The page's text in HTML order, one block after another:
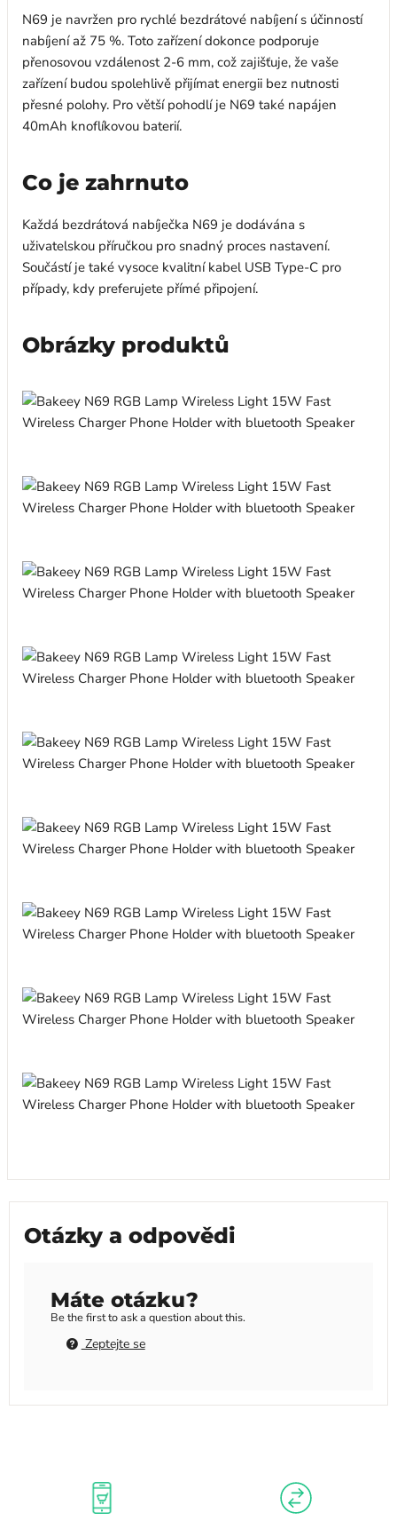
N69 je navržen pro rychlé bezdrátové nabíjení s účinností
nabíjení až 75 %. Toto zařízení dokonce podporuje
přenosovou vzdálenost 2-6 mm, což zajišťuje, že vaše
zařízení budou spolehlivě přijímat energii bez nutnosti
přesné polohy. Pro větší pohodlí je N69 také napájen
40mAh knoflíkovou baterií.
Co je zahrnuto
Každá bezdrátová nabíječka N69 je dodávána s
uživatelskou příručkou pro snadný proces nastavení.
Součástí je také vysoce kvalitní kabel USB Type-C pro
případy, kdy preferujete přímé připojení.
Obrázky produktů
Otázky a odpovědi
Máte otázku?
Be the first to ask a question about this.
Zeptejte se